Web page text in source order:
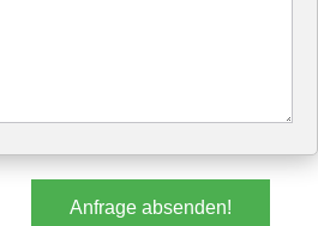
Anfrage absenden!